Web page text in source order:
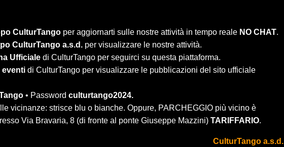
CulturTango per aggiornarti sulle nostre attività in tempo reale NO CHAT.
CulturTango a.s.d. per visualizzare le nostre attività.
Ufficiale di CulturTango per seguirci su questa piattaforma.
eventi di CulturTango per visualizzare le pubblicazioni del sito ufficiale
• Password culturtango2024.
vicinanze: strisce blu o bianche. Oppure, PARCHEGGIO più vicino è
Via Bravaria, 8 (di fronte al ponte Giuseppe Mazzini) TARIFFARIO.
CulturTango a.s.d.